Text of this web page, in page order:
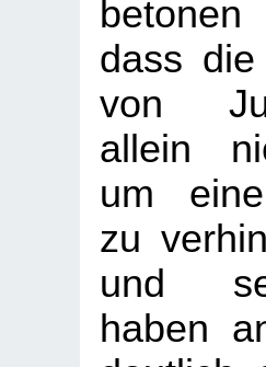
betonen
dass die
von
allein
um
zu
und
haben